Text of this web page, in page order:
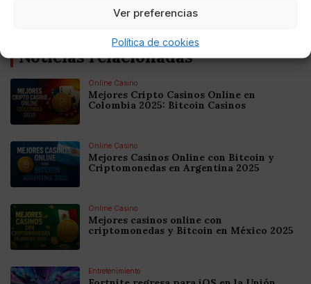
Ver preferencias
Política de cookies
Noticias relacionadas
Online Casino
Mejores Cripto Casinos Online en
Colombia 2025: Bitcoin Casinos
Online Casino
Mejores Casinos Online con Bitcoin y
Criptomonedas en Argentina 2025
Online Casino
Mejores casinos online con
criptomonedas y Bitcoin en México 2025
Entretenimiento